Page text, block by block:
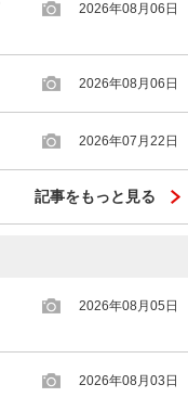
2026年08月06日
2026年08月06日
2026年07月22日
記事をもっと見る
2026年08月05日
2026年08月03日